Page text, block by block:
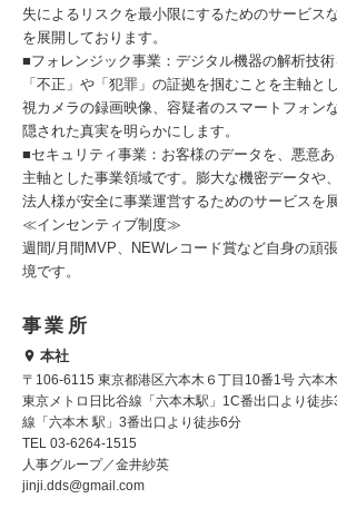
失によるリスクを最小限にするためのサービス
を展開しております。
■フォレンジック事業：デジタル機器の解析技
「不正」や「犯罪」の証拠を掴むことを主軸と
視カメラの録画映像、容疑者のスマートフォン
隠された真実を明らかにします。
■セキュリティ事業：お客様のデータを、悪意
主軸とした事業領域です。膨大な機密データや
法人様が安全に事業運営するためのサービスを
≪インセンティブ制度≫
週間/月間MVP、NEWレコード賞など自身の頑
境です。
事業所
本社
〒106-6115 東京都港区六本木６丁目10番1号 六本
東京メトロ日比谷線「六本木駅」1C番出口より徒
線「六本木 駅」3番出口より徒歩6分
TEL 03-6264-1515
人事グループ／金井紗英
jinji.dds@gmail.com